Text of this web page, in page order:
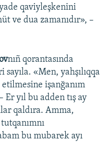
qaviyleşkenini
ve dua zamanıdır», –
nıñ qorantasında
«Men, yahşılıqqa
işanğanım
Er yıl bu adden tış ay
qaldıra. Amma,
bu mubarek ayı